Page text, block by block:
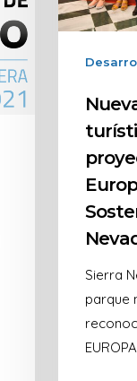
Sierra
parque